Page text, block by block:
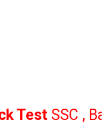
SSC , Bank